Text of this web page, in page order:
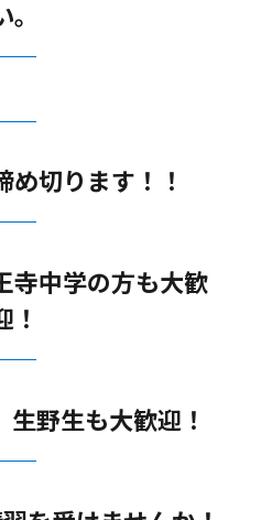
。
切ります！！
寺中学の方も大歓
！
野生も大歓迎！